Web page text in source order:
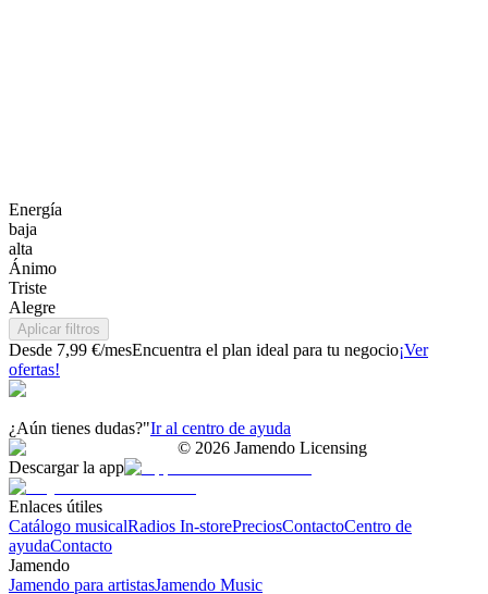
Energía
baja
alta
Ánimo
Triste
Alegre
Aplicar filtros
Desde 7,99 €/mesEncuentra el plan ideal para tu negocio¡Ver
ofertas!
¿Aún tienes dudas?"Ir al centro de ayuda
© 2026 Jamendo Licensing
Descargar la app
Enlaces útiles
Catálogo musicalRadios In-storePreciosContactoCentro de
ayudaContacto
Jamendo
Jamendo para artistasJamendo Music